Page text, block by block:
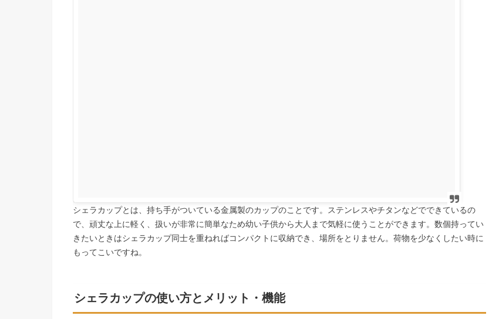
シェラカップとは、持ち手がついている金属製のカップのことです。ステンレスやチタンなどでできているの
で、頑丈な上に軽く、扱いが非常に簡単なため幼い子供から大人まで気軽に使うことができます。数個持ってい
きたいときはシェラカップ同士を重ねればコンパクトに収納でき、場所をとりません。荷物を少なくしたい時に
もってこいですね。
シェラカップの使い方とメリット・機能